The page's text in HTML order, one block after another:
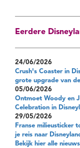
Eerdere
24/06/2026
Crush's Coaster in
grote upgrade van
05/06/2026
Ontmoet Woody en
Celebration in
29/05/2026
Franse milieusticker
je reis naar
Bekijk hier alle